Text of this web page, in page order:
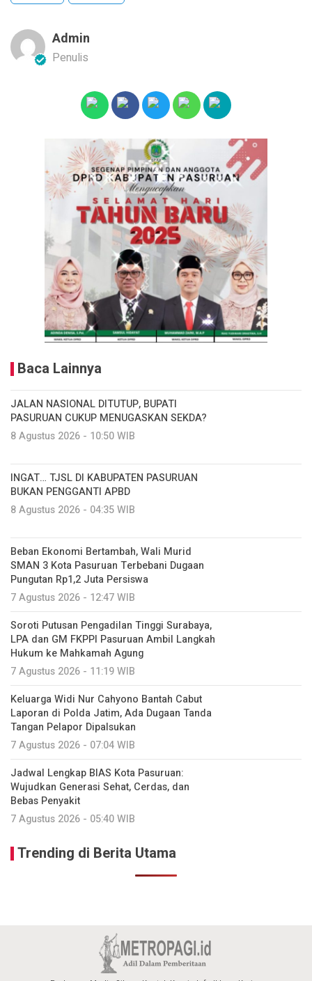
Admin
Penulis
Baca Lainnya
JALAN NASIONAL DITUTUP, BUPATI
PASURUAN CUKUP MENUGASKAN SEKDA?
8 Agustus 2026 - 10:50 WIB
INGAT… TJSL DI KABUPATEN PASURUAN
BUKAN PENGGANTI APBD
8 Agustus 2026 - 04:35 WIB
Beban Ekonomi Bertambah, Wali Murid
SMAN 3 Kota Pasuruan Terbebani Dugaan
Pungutan Rp1,2 Juta Persiswa
7 Agustus 2026 - 12:47 WIB
Soroti Putusan Pengadilan Tinggi Surabaya,
LPA dan GM FKPPI Pasuruan Ambil Langkah
Hukum ke Mahkamah Agung
7 Agustus 2026 - 11:19 WIB
Keluarga Widi Nur Cahyono Bantah Cabut
Laporan di Polda Jatim, Ada Dugaan Tanda
Tangan Pelapor Dipalsukan
7 Agustus 2026 - 07:04 WIB
Jadwal Lengkap BIAS Kota Pasuruan:
Wujudkan Generasi Sehat, Cerdas, dan
Bebas Penyakit
7 Agustus 2026 - 05:40 WIB
Trending di Berita Utama